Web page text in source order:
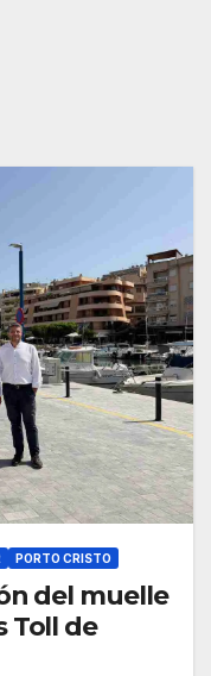
PORTO CRISTO
del muelle
Toll de